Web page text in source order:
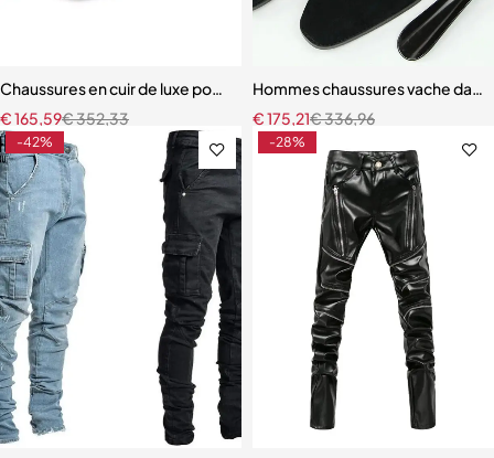
Chaussures en cuir de luxe pour hommes, bonne qualité, affaires,
€352,33
€165,59
Hommes chaussures vache
€336,96
€175,21
-42% -28%